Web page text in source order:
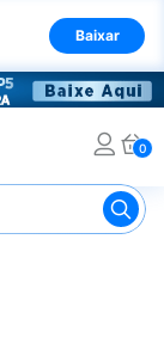
Baixar
0
Esportivos